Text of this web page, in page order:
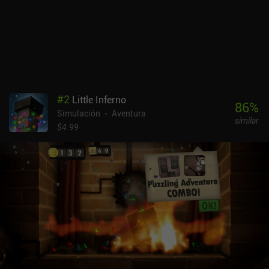
aunque los controles táctiles son buenos en general, arrastrar para
moverme a veces me hacía coger una semilla en su lugar. Super
Farming Boy es un juego premium de 9,99 $. Creo que a muchos
les encantará.
#2 Little Inferno
Simulación
Aventura
$4.99
86%
similar